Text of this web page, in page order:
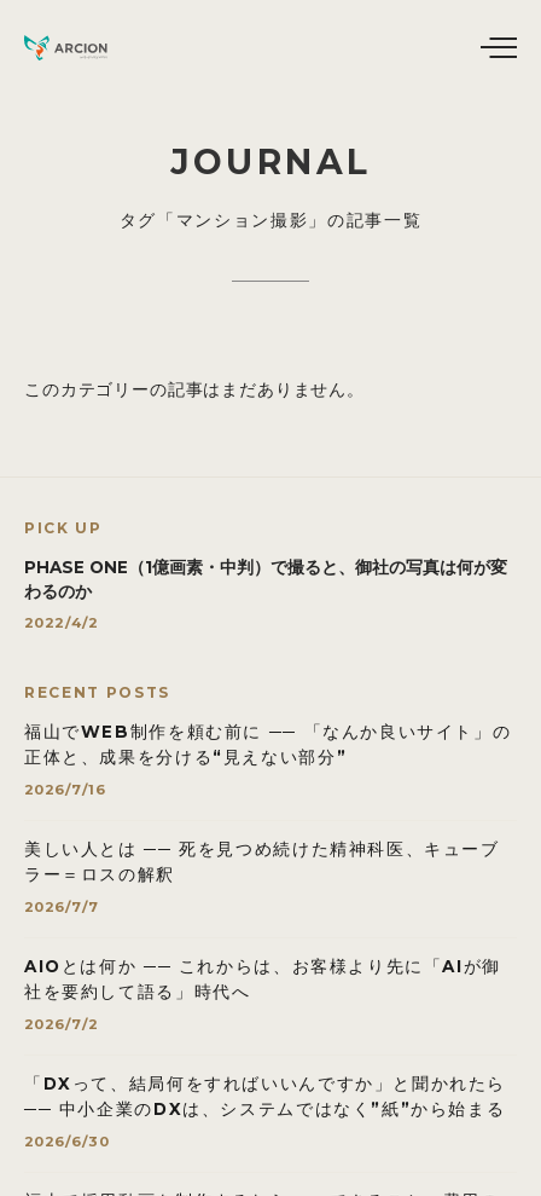
JOURNAL
タグ「マンション撮影」の記事一覧
このカテゴリーの記事はまだありません。
PICK UP
PHASE ONE（1億画素・中判）で撮ると、御社の写真は何が変
わるのか
2022/4/2
RECENT POSTS
福山でWEB制作を頼む前に ── 「なんか良いサイト」の
正体と、成果を分ける“見えない部分”
2026/7/16
美しい人とは ── 死を見つめ続けた精神科医、キューブ
ラー＝ロスの解釈
2026/7/7
AIOとは何か ── これからは、お客様より先に「AIが御
社を要約して語る」時代へ
2026/7/2
「DXって、結局何をすればいいんですか」と聞かれたら
── 中小企業のDXは、システムではなく”紙”から始まる
2026/6/30